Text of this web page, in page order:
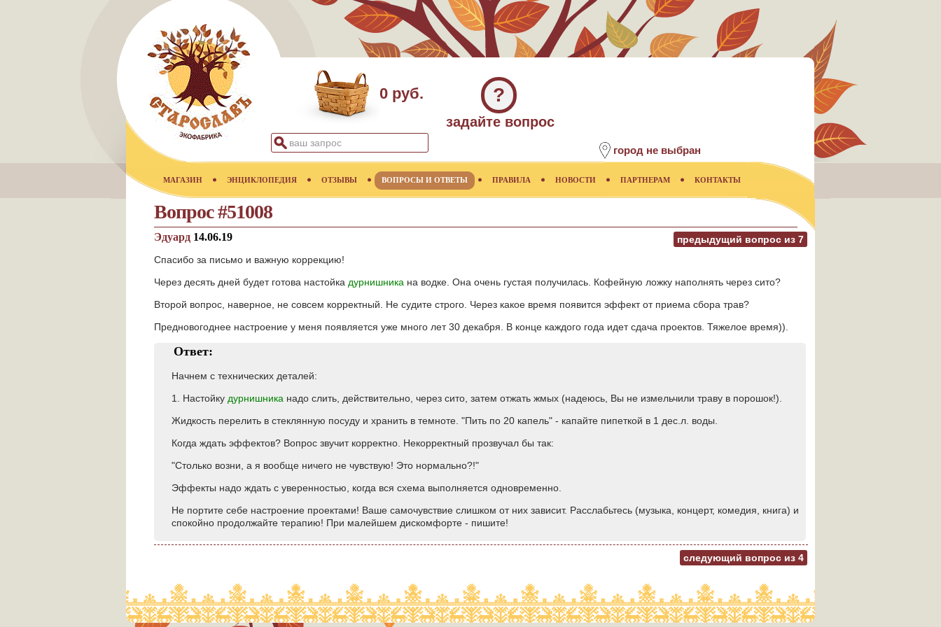
0 руб. ?
задайте вопрос
город не выбран
МАГАЗИН ЭНЦИКЛОПЕДИЯ ОТЗЫВЫ ВОПРОСЫ И ОТВЕТЫ ПРАВИЛА НОВОСТИ ПАРТНЕРАМ КОНТАКТЫ
Вопрос #51008
предыдущий вопрос из 7
Эдуард 14.06.19
Спасибо за письмо и важную коррекцию!
Через десять дней будет готова настойка дурнишника на водке. Она очень густая получилась. Кофейную ложку наполнять через сито?
Второй вопрос, наверное, не совсем корректный. Не судите строго. Через какое время появится эффект от приема сбора трав?
Предновогоднее настроение у меня появляется уже много лет 30 декабря. В конце каждого года идет сдача проектов. Тяжелое время)).
Ответ:
Начнем с технических деталей:
1. Настойку дурнишника надо слить, действительно, через сито, затем отжать жмых (надеюсь, Вы не измельчили траву в порошок!).
Жидкость перелить в стеклянную посуду и хранить в темноте. "Пить по 20 капель" - капайте пипеткой в 1 дес.л. воды.
Когда ждать эффектов? Вопрос звучит корректно. Некорректный прозвучал бы так:
"Столько возни, а я вообще ничего не чувствую! Это нормально?!"
Эффекты надо ждать с уверенностью, когда вся схема выполняется одновременно.
Не портите себе настроение проектами! Ваше самочувствие слишком от них зависит. Расслабьтесь (музыка, концерт, комедия, книга) и
спокойно продолжайте терапию! При малейшем дискомфорте - пишите!
следующий вопрос из 4